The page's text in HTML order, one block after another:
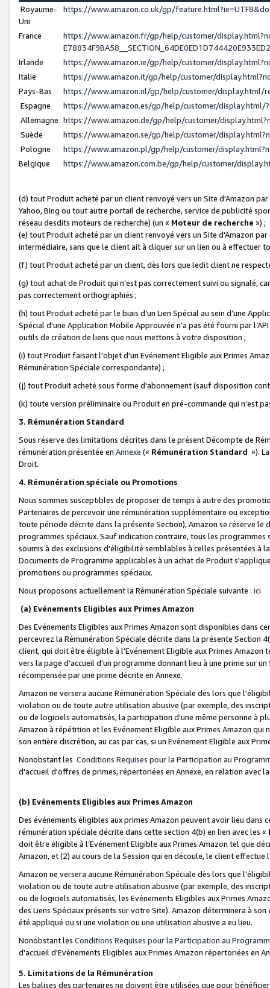
Royaume-
Uni
https://www.amazon.co.uk/gp/
France
https://www.amazon.fr/gp/help/customer/
Irlande
https://www.amazon.ie/gp/help/customer/
Italie
https://www.amazon.it/gp/help/customer/
Pays-Bas
https://www.amazon.nl/gp/help/customer/display.html/
Espagne
https://www.amazon.es/gp/help/customer/display.html/
Allemagne https://www.amazon.de/gp/help/customer/
Suède
https://www.amazon.se/gp/help/customer/
Pologne
https://www.amazon.pl/gp/help/customer/
Belgique
https://www.amazon.com.be/gp/help/customer/
(d) tout Produit acheté par un client renvoyé vers un Site d'Amazon
Yahoo, Bing ou tout autre portail de recherche, service de publicité
réseau desdits moteurs de recherche) (un « Moteur de recherche ») ;
(e) tout Produit acheté par un client renvoyé vers un Site d'Amazon
intermédiaire, sans que le client ait à cliquer sur un lien ou à
(f) tout Produit acheté par un client, dès lors que ledit client ne
(g) tout achat de Produit qui n’est pas correctement suivi ou signalé,
pas correctement orthographiés ;
(h) tout Produit acheté par le biais d’un Lien Spécial au sein d’une
Spécial d'une Application Mobile Approuvée n’a pas été fourni par
outils de création de liens que nous mettons à votre disposition ;
(i) tout Produit faisant l'objet d'un Evénement Eligible aux Primes
Rémunération Spéciale correspondante) ;
(j) tout Produit acheté sous forme d'abonnement (sauf disposition
(k) toute version préliminaire ou Produit en pré-commande qui n’est
3. Rémunération Standard
Sous réserve des limitations décrites dans le présent Décompte de
rémunération présentée en Annexe (« Rémunération Standard »).
Droit.
4. Rémunération spéciale ou Promotions
Nous sommes susceptibles de proposer de temps à autre des
Partenaires de percevoir une rémunération supplémentaire ou
toute période décrite dans la présente Section), Amazon se réserve
programmes spéciaux. Sauf indication contraire, tous les
soumis à des exclusions d'éligibilité semblables à celles présentées à
Documents de Programme applicables à un achat de Produit
promotions ou programmes spéciaux.
Nous proposons actuellement la Rémunération Spéciale suivante : ici
(a) Evénements Eligibles aux Primes Amazon
Des Evénements Eligibles aux Primes Amazon sont disponibles dans
percevrez la Rémunération Spéciale décrite dans la présente Section
client, qui doit être éligible à l'Evénement Eligible aux Primes Amazon
vers la page d'accueil d'un programme donnant lieu à une prime sur
récompensée par une prime décrite en Annexe.
Amazon ne versera aucune Rémunération Spéciale dès lors que
violation ou de toute autre utilisation abusive (par exemple, des
ou de logiciels automatisés, la participation d'une même personne à
Amazon à répétition et les Evénement Eligible aux Primes Amazon qui
son entière discrétion, au cas par cas, si un Evénement Eligible aux
Nonobstant les Conditions Requises pour la Participation au
d'accueil d'offres de primes, répertoriées en Annexe, en relation avec
(b) Evénements Eligibles aux Primes Amazon
Des événements éligibles aux primes Amazon peuvent avoir lieu dans
rémunération spéciale décrite dans cette section 4(b) en lien avec les «
doit être éligible à l’Evénement Eligible aux Primes Amazon tel que
Amazon, et (2) au cours de la Session qui en découle, le client
Amazon ne versera aucune Rémunération Spéciale dès lors que
violation ou de toute autre utilisation abusive (par exemple, des
ou de logiciels automatisés, les Evénements Eligibles aux Primes
des Liens Spéciaux présents sur votre Site). Amazon déterminera à
été appliqué ou si une violation ou une utilisation abusive a eu lieu.
Nonobstant les Conditions Requises pour la Participation au
d'accueil d'Evénements Eligibles aux Primes Amazon répertoriées en
5. Limitations de la Rémunération
Les balises des partenaires ne doivent être utilisées que pour